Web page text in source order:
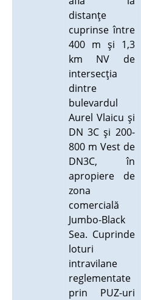
distanţe
cuprinse între
400 m şi 1,3
km NV de
intersecţia
dintre
bulevardul
Aurel Vlaicu şi
DN 3C şi 200-
800 m Vest de
DN3C, în
apropiere de
zona
comercială
Jumbo-Black
Sea. Cuprinde
loturi
intravilane
reglementate
prin PUZ-uri